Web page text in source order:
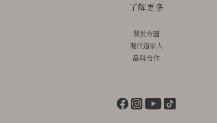
了解更多
關於方圓
現代道家人
品牌合作